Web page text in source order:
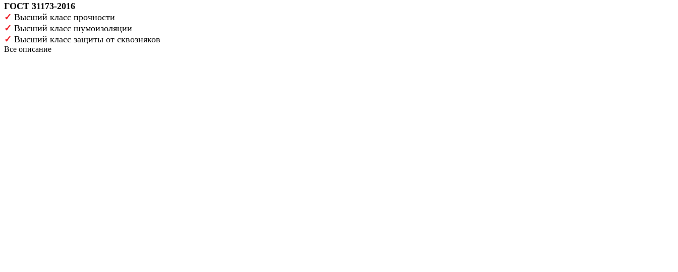
ГОСТ 31173-2016
✓ Высший класс прочности
✓ Высший класс шумоизоляции
✓ Высший класс защиты от сквозняков
Все описание